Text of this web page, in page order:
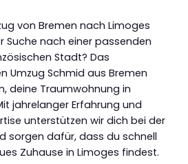
von Bremen nach Limoges
Suche nach einer passenden
Stadt? Das
Umzug Schmid aus Bremen
deine Traumwohnung in
jahrelanger Erfahrung und
unterstützen wir dich bei der
sorgen dafür, dass du schnell
Zuhause in Limoges findest.